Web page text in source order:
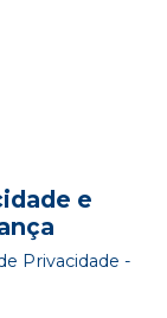
e
Privacidade -